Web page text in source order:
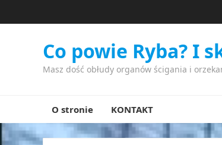
Co powie Ryba? I
Masz dość obłudy organów ścigania i
O stronie KONTAKT